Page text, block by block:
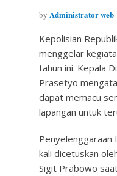
by Administrator web
Kepolisian
menggelar
tahun ini. Kepala
Prasetyo
dapat memacu
lapangan untuk
kali dicetuskan
Sigit Prabowo